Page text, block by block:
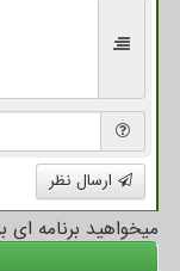
ارسال نظر
میخواهید برنامه